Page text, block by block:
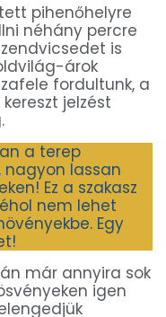
pihenőhelyre
néhány percre
is
árok
fordultunk, a
jelzést
a terep
nagyon lassan
Ez a szakasz
nem lehet
Egy
már annyira sok
igen